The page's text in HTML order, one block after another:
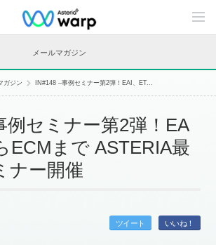
C
n
n
メールマガジン
ガジン IN#148 –事例セミナー第2弾！EAI、ET...
例セミナー第2弾！EA
ECMまで ASTERIA最
ナー開催
ツイート いいね！